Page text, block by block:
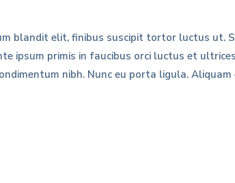
blandit elit, finibus suscipit tortor luctus ut.
ipsum primis in faucibus orci luctus et
nibh. Nunc eu porta ligula.